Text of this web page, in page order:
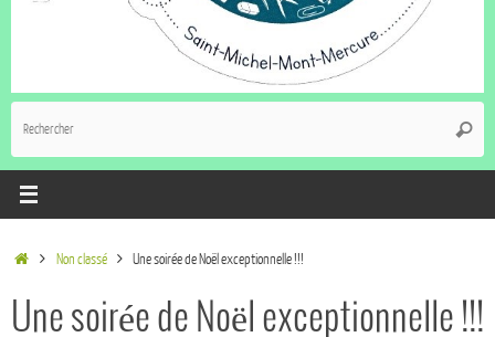
Non classé Une soirée de Noël exceptionnelle !!!
Une soirée de Noël exceptionnelle !!!